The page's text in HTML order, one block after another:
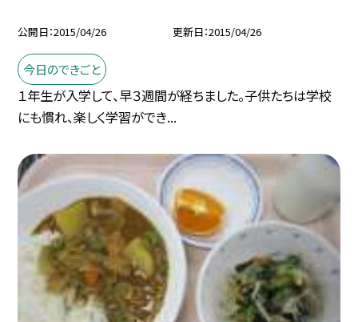
公開日 2015/04/26 更新日 2015/04/26
今日のできごと
１年生が入学して、早３週間が経ちました。子供たちは学校
にも慣れ、楽しく学習ができ...